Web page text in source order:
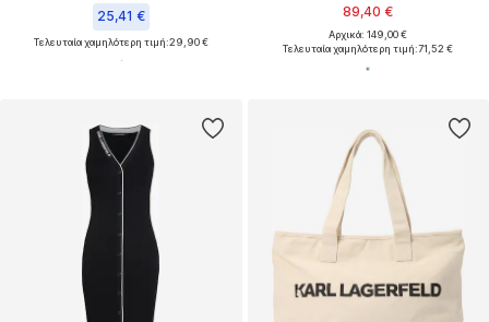
25,41 €
Τελευταία χαμηλότερη τιμή:29,90 €
89,40 €
Αρχικά: 149,00 €
Τελευταία χαμηλότερη τιμή:71,52 €